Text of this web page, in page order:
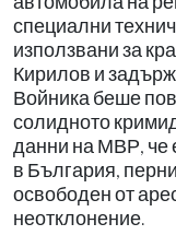
специални
използвани за
Кирилов и
Войника беше
солидното
данни на МВР, че
в България,
освободен от
неотклонение.